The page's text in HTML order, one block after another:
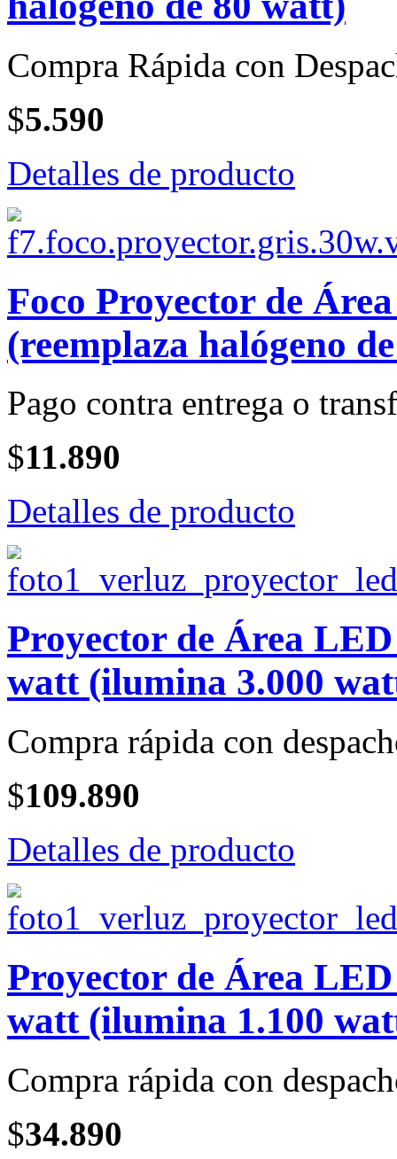
Compra Rápida con
$5.590
Detalles de producto
Foco Proyector de
(reemplaza halógeno
Pago contra entrega o
$11.890
Detalles de producto
Proyector de Área
watt (ilumina 3.000
Compra rápida con
$109.890
Detalles de producto
Proyector de Área
watt (ilumina 1.100
Compra rápida con
$34.890